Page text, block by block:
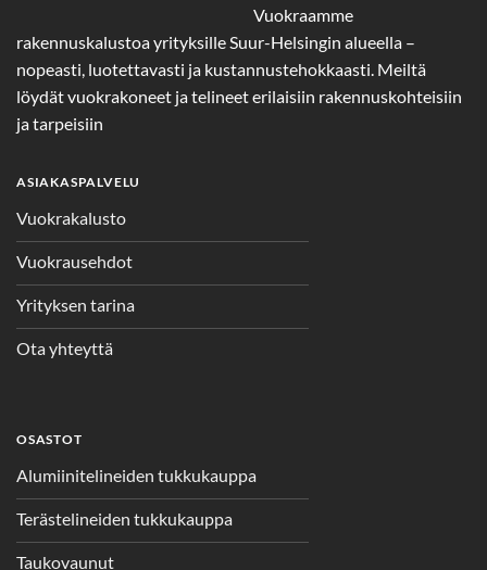
Vuokraamme
rakennuskalustoa yrityksille Suur-Helsingin alueella –
nopeasti, luotettavasti ja kustannustehokkaasti. Meiltä
löydät vuokrakoneet ja telineet erilaisiin rakennuskohteisiin
ja tarpeisiin
ASIAKASPALVELU
Vuokrakalusto
Vuokrausehdot
Yrityksen tarina
Ota yhteyttä
OSASTOT
Alumiinitelineiden tukkukauppa
Terästelineiden tukkukauppa
Taukovaunut